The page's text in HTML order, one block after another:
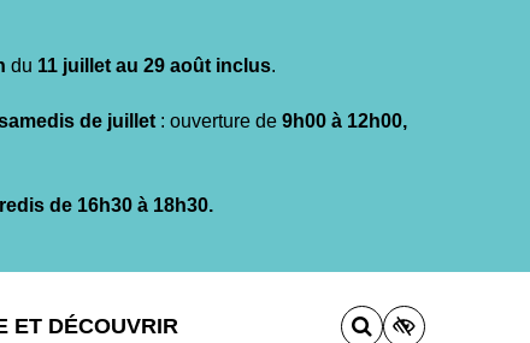
du 11 juillet au 29 août inclus.
de juillet : ouverture de 9h00 à 12h00,
de 16h30 à 18h30.
ET DÉCOUVRIR